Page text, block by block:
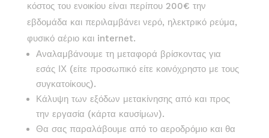
κόστος του ενοικίου είναι περίπου 200€ την
εβδομάδα και περιλαμβάνει νερό, ηλεκτρικό ρεύμα,
φυσικό αέριο και internet.
Αναλαμβάνουμε τη μεταφορά βρίσκοντας για
εσάς ΙΧ (είτε προσωπικό είτε κοινόχρηστο με τους
συγκατοίκους).
Κάλυψη των εξόδων μετακίνησης από και προς
την εργασία (κάρτα καυσίμων).
Θα σας παραλάβουμε από το αεροδρόμιο και θα